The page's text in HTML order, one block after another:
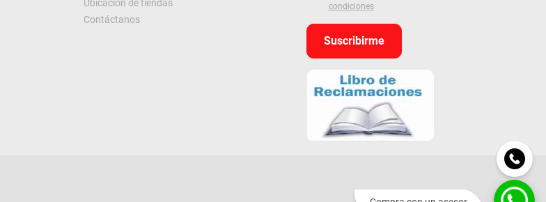
Ubicación de tiendas
Contáctanos
condiciones
Suscribirme